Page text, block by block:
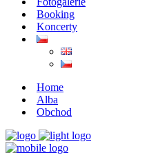
Booking
Koncerty
Home
Alba
Obchod